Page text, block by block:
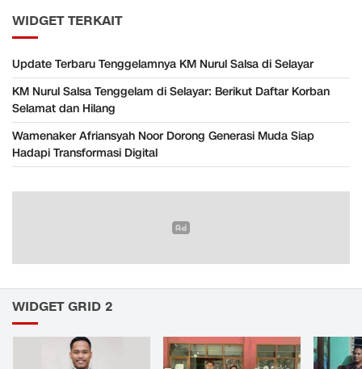
WIDGET TERKAIT
Update Terbaru Tenggelamnya KM Nurul Salsa di Selayar
KM Nurul Salsa Tenggelam di Selayar: Berikut Daftar Korban
Selamat dan Hilang
Wamenaker Afriansyah Noor Dorong Generasi Muda Siap
Hadapi Transformasi Digital
WIDGET GRID 2